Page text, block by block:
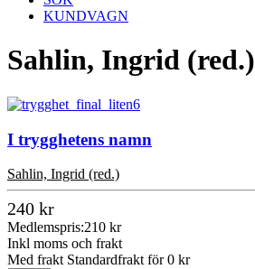
KUNDVAGN
Sahlin, Ingrid (red.)
I trygghetens namn
Sahlin, Ingrid (red.)
240 kr
Medlemspris:210 kr
Inkl moms och frakt
Med frakt Standardfrakt för 0 kr